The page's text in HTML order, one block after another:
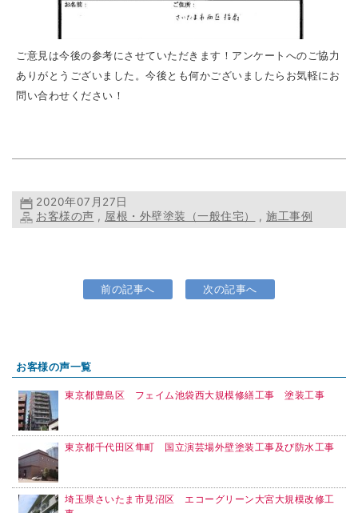
ご意見は今後の参考にさせていただきます！アンケートへのご協力
ありがとうございました。今後とも何かございましたらお気軽にお
問い合わせください！
2020年07月27日
お客様の声 , 屋根・外壁塗装（一般住宅） , 施工事例
前の記事へ 次の記事へ
お客様の声一覧
東京都豊島区 フェイム池袋西大規模修繕工事 塗装工事
東京都千代田区隼町 国立演芸場外壁塗装工事及び防水工事
埼玉県さいたま市見沼区 エコーグリーン大宮大規模改修工